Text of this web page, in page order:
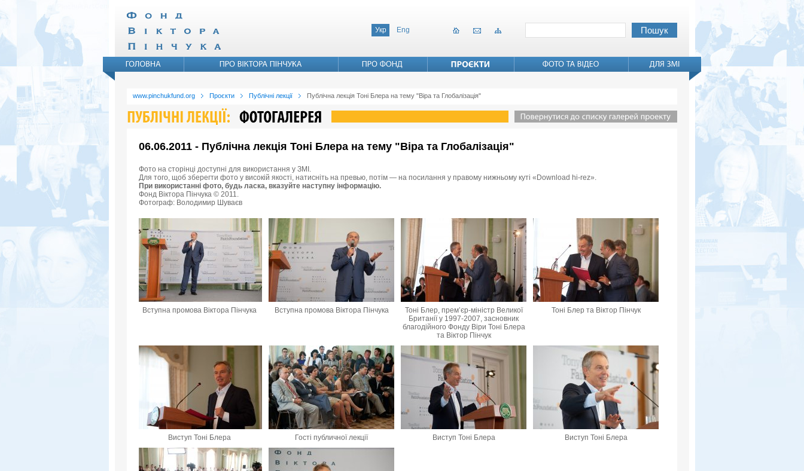
Укр Eng
www.pinchukfund.org Проєкти Публічні лекції Публічна лекція Тоні Блера на тему "Віра та Глобалізація"
06.06.2011 - Публічна лекція Тоні Блера на тему "Віра та Глобалізація"
Фото на сторінці доступні для використання у ЗМІ.
Для того, щоб зберегти фото у високій якості, натисніть на превью, потім — на посилання у правому нижньому куті «Download hi-rez».
При використанні фото, будь ласка, вказуйте наступну інформацію.
Фонд Віктора Пінчука © 2011.
Фотограф: Володимир Шуваєв
Вступна промова Віктора Пінчука Вступна промова Віктора Пінчука
Тоні Блер, прем’єр-міністр Великої
Британії у 1997-2007, засновник
благодійного Фонду Віри Тоні Блера
та Віктор Пінчук
Тоні Блер та Віктор Пінчук
Виступ Тоні Блера Гості публичної лекції Виступ Тоні Блера Виступ Тоні Блера